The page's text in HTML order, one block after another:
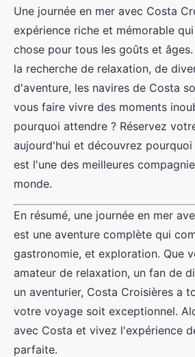
Une journée en mer avec Costa
expérience riche et mémorable
chose pour tous les goûts et
la recherche de relaxation, de
d'aventure, les navires de Costa
vous faire vivre des moments
pourquoi attendre ? Réservez
aujourd'hui et découvrez
est l'une des meilleures
monde.
En résumé, une journée en mer
est une aventure complète qui
gastronomie, et exploration. Que
amateur de relaxation, un fan de
un aventurier, Costa Croisières a
votre voyage soit exceptionnel.
avec Costa et vivez l'expérience
parfaite.